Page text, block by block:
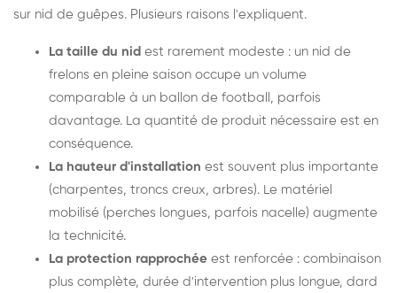
sur nid de guêpes. Plusieurs raisons l'expliquent.
La taille du nid est rarement modeste : un nid de
frelons en pleine saison occupe un volume
comparable à un ballon de football, parfois
davantage. La quantité de produit nécessaire est en
conséquence.
La hauteur d'installation est souvent plus importante
(charpentes, troncs creux, arbres). Le matériel
mobilisé (perches longues, parfois nacelle) augmente
la technicité.
La protection rapprochée est renforcée : combinaison
plus complète, durée d'intervention plus longue, dard